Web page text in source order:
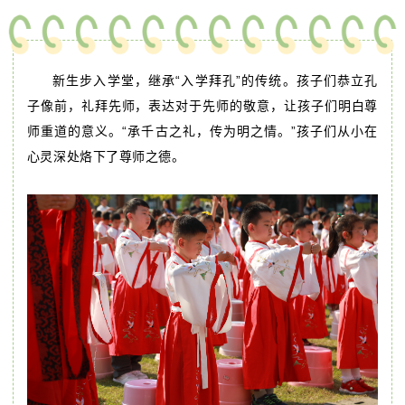
新生步入学堂，继承“入学拜孔”的传统。孩子们恭立孔
子像前，礼拜先师，表达对于先师的敬意，让孩子们明白尊
师重道的意义。“承千古之礼，传为明之情。”孩子们从小在
心灵深处烙下了尊师之德。